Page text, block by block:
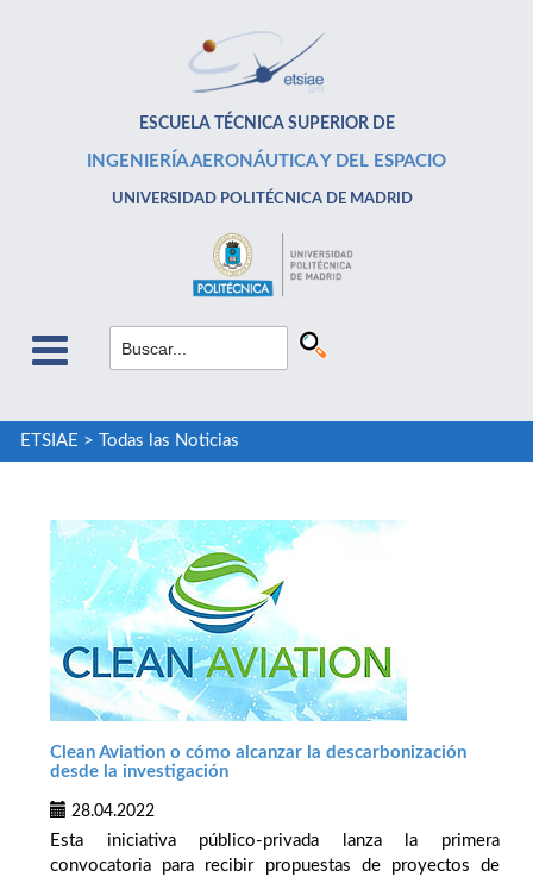
ESCUELA TÉCNICA SUPERIOR DE
INGENIERÍA AERONÁUTICA Y DEL ESPACIO
UNIVERSIDAD POLITÉCNICA DE MADRID
ETSIAE > Todas las Noticias
Clean Aviation o cómo alcanzar la descarbonización
desde la investigación
28.04.2022
Esta iniciativa público-privada lanza la primera
convocatoria para recibir propuestas de proyectos de